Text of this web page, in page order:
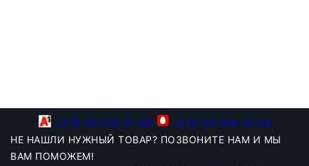
+375-29-118-21-34
+375-33-918-21-34
НЕ НАШЛИ НУЖНЫЙ ТОВАР? ПОЗВОНИТЕ НАМ И МЫ
ВАМ ПОМОЖЕМ!